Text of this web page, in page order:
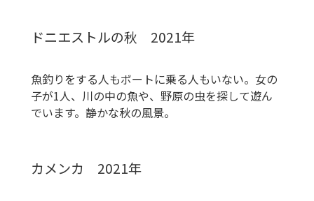
ドニエストルの秋 2021年
魚釣りをする人もボートに乗る人もいない。女の
子が1人、川の中の魚や、野原の虫を探して遊ん
でいます。静かな秋の風景。
カメンカ 2021年